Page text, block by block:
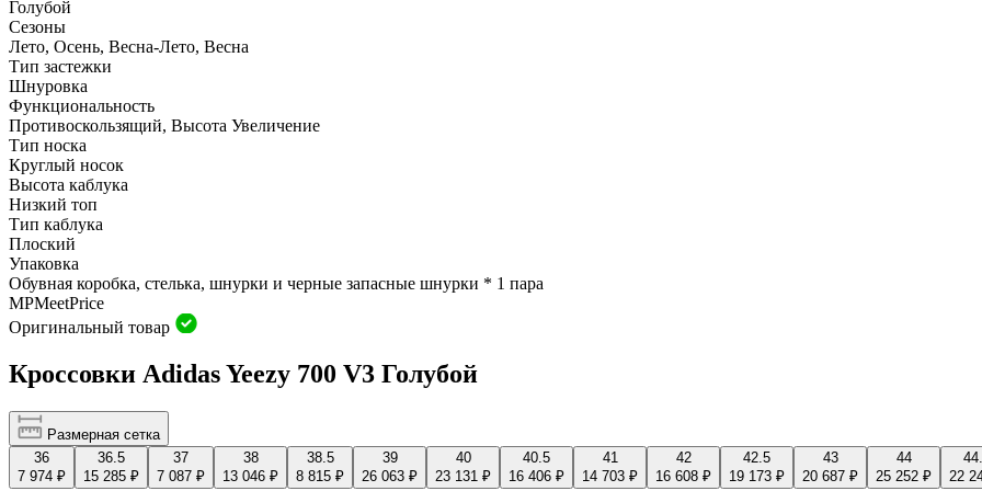
Голубой
Сезоны
Лето, Осень, Весна-Лето, Весна
Тип застежки
Шнуровка
Функциональность
Противоскользящий, Высота Увеличение
Тип носка
Круглый носок
Высота каблука
Низкий топ
Тип каблука
Плоский
Упаковка
Обувная коробка, стелька, шнурки и черные запасные шнурки * 1 пара
MPMeetPrice
Оригинальный товар
Кроссовки Adidas Yeezy 700 V3 Голубой
Размерная сетка
36
7 974 ₽
36.5
15 285 ₽
37
7 087 ₽
38
13 046 ₽
38.5
8 815 ₽
39
26 063 ₽
40
23 131 ₽
40.5
16 406 ₽
41
14 703 ₽
42
16 608 ₽
42.5
19 173 ₽
43
20 687 ₽
44
25 252 ₽
22